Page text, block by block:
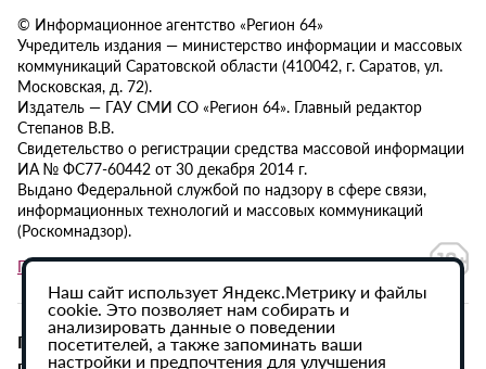
© Информационное агентство «Регион 64»
Учредитель издания — министерство информации и массовых
коммуникаций Саратовской области (410042, г. Саратов, ул.
Московская, д. 72).
Издатель — ГАУ СМИ СО «Регион 64». Главный редактор
Степанов В.В.
Свидетельство о регистрации средства массовой информации
ИА № ФС77-60442 от 30 декабря 2014 г.
Выдано Федеральной службой по надзору в сфере связи,
информационных технологий и массовых коммуникаций
(Роскомнадзор).
Политика в отношении обработки персональных данных
При использовании материалов сайта активная
Наш сайт использует Яндекс.Метрику и файлы
cookie. Это позволяет нам собирать и
анализировать данные о поведении
посетителей, а также запоминать ваши
настройки и предпочтения для улучшения